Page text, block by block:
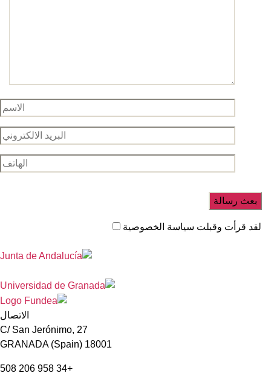
لقد قرأت وقبلت سياسة الخصوصية
الاتصال
C/ San Jerónimo, 27
18001 GRANADA (Spain)